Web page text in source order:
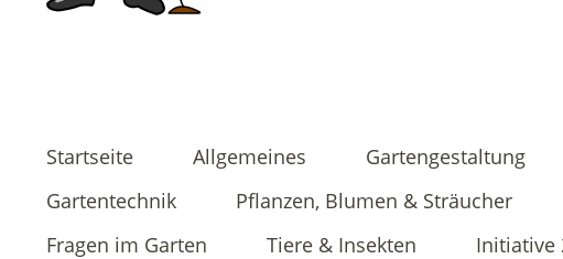
Startseite Allgemeines Gartengestaltung
Gartentechnik
Pflanzen, Blumen & Sträucher
Fragen im Garten
Tiere & Insekten Initiative